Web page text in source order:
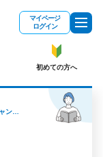
マイページ
ログイン
初めての方へ
キンコーズブラックフライデーキャンペーン開催